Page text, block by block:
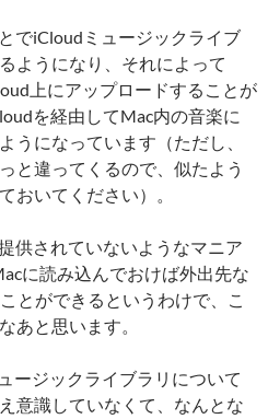
でiCloudミュージックライブ
ようになり、それによって
上にアップロードすることが
を経由してMac内の音楽に
うになっています（ただし、
と違ってくるので、似たよう
おいてください）。
供されていないようなマニア
に読み込んでおけば外出先な
とができるというわけで、こ
あと思います。
ージックライブラリについて
意識していなくて、なんとな